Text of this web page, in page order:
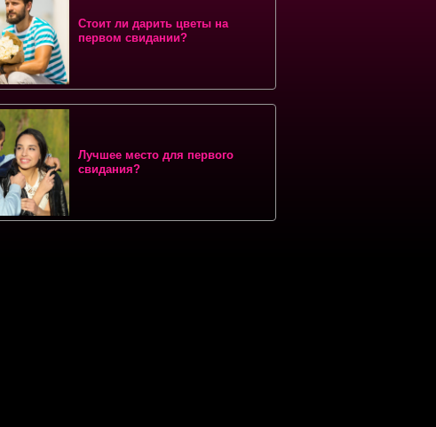
Стоит ли дарить цветы на
первом свидании?
Лучшее место для первого
свидания?